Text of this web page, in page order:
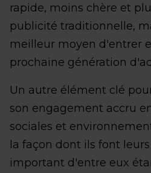
rapide, moins chère et
publicité traditionnelle,
meilleur moyen d'entrer
prochaine génération
Un autre élément clé
son engagement accru
sociales et
la façon dont ils font
important d'entre eux